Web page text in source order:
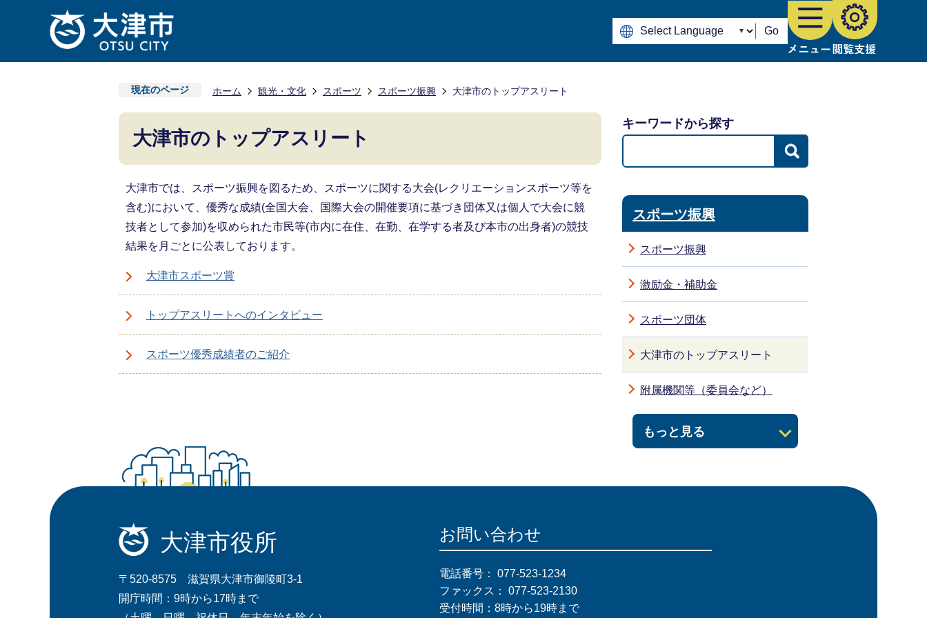
Go
現在のページ ホーム 観光・文化 スポーツ スポーツ振興 大津市のトップアスリート
大津市のトップアスリート
大津市では、スポーツ振興を図るため、スポーツに関する大会(レクリエーションスポーツ等を
含む)において、優秀な成績(全国大会、国際大会の開催要項に基づき団体又は個人で大会に競
技者として参加)を収められた市民等(市内に在住、在勤、在学する者及び本市の出身者)の競技
結果を月ごとに公表しております。
大津市スポーツ賞
トップアスリートへのインタビュー
スポーツ優秀成績者のご紹介
キーワードから探す
スポーツ振興
スポーツ振興
激励金・補助金
スポーツ団体
もっと見る
大津市のトップアスリート
附属機関等（委員会など）
大津市役所
〒520-8575 滋賀県大津市御陵町3-1
開庁時間：9時から17時まで
お問い合わせ
電話番号： 077-523-1234
ファックス： 077-523-2130
受付時間：8時から19時まで